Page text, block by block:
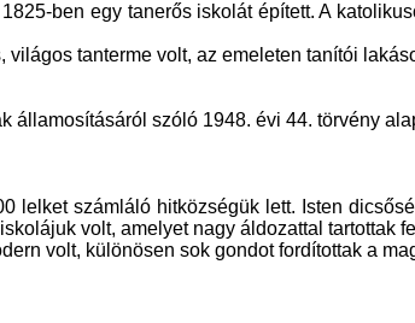
ben egy tanerős iskolát épített. A
tanterme volt, az emeleten tanítói
államosításáról szóló 1948. évi 44. törvény
számláló hitközségük lett. Isten
volt, amelyet nagy áldozattal tartottak
volt, különösen sok gondot fordítottak a